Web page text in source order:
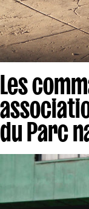
Les
du Parc